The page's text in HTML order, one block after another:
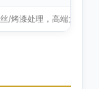
/烤漆处理，高端大气